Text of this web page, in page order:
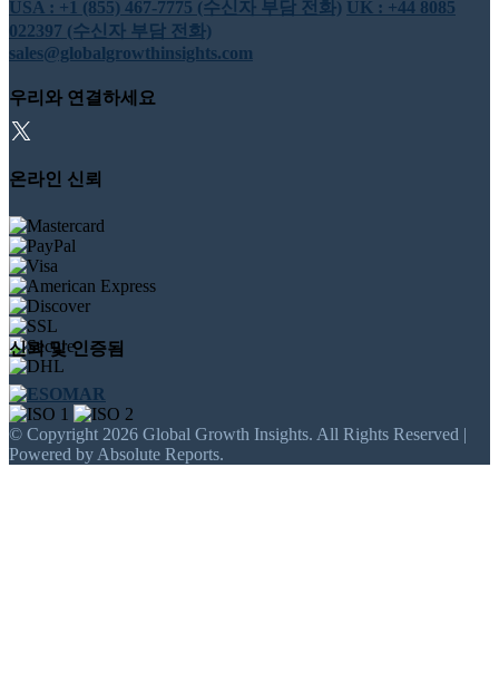
USA : +1 (855) 467-7775 (수신자 부담 전화) UK : +44 8085
022397 (수신자 부담 전화)
sales@globalgrowthinsights.com
우리와 연결하세요
온라인 신뢰
신뢰 및 인증됨
© Copyright 2026 Global Growth Insights. All Rights Reserved |
Powered by Absolute Reports.